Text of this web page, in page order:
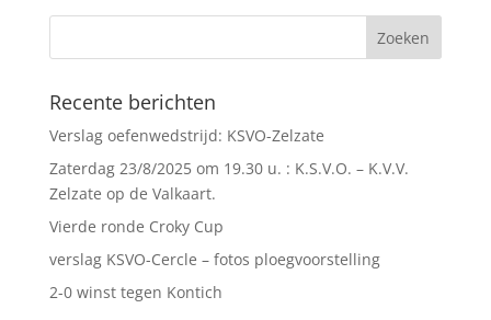
Recente berichten
Verslag oefenwedstrijd: KSVO-Zelzate
Zaterdag 23/8/2025 om 19.30 u. : K.S.V.O. – K.V.V.
Zelzate op de Valkaart.
Vierde ronde Croky Cup
verslag KSVO-Cercle – fotos ploegvoorstelling
2-0 winst tegen Kontich